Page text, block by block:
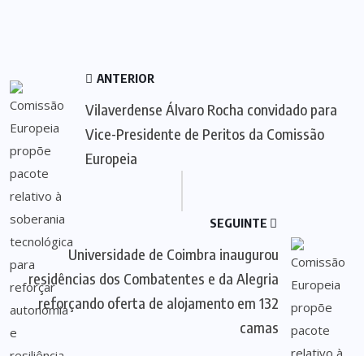
ANTERIOR
Vilaverdense Álvaro Rocha convidado para
Vice-Presidente de Peritos da Comissão
Europeia
SEGUINTE
Universidade de Coimbra inaugurou
residências dos Combatentes e da Alegria
reforçando oferta de alojamento em 132
camas